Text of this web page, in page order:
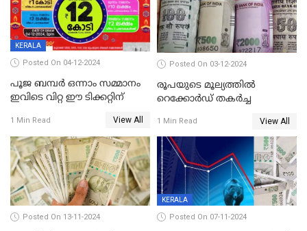
KERALA
Posted On 04-12-2024
പൂജ ബമ്പർ ഒന്നാം സമ്മാനം
ഇവിടെ വിറ്റ ഈ ടിക്കറ്റിന്
1 Min Read View All
Posted On 03-12-2024
രൂപയുടെ മൂല്യത്തില്‍
റെക്കോര്‍ഡ് തകര്‍ച്ച
1 Min Read View All
Posted On 13-11-2024
KERALA
Posted On 07-11-2024